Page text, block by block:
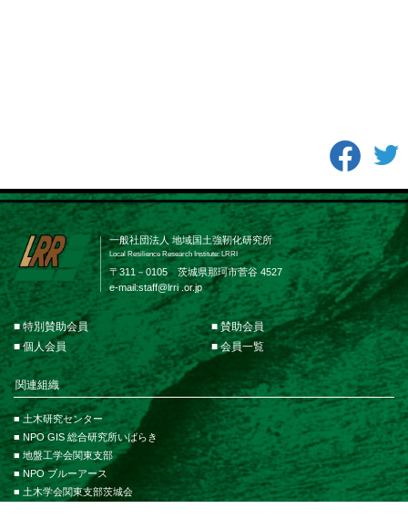
一般社団法人 地域国土強靭化研究所
Local Resilience Research Institute: LRRI
〒311－0105 茨城県那珂市菅谷 4527
e-mail:staff@lrri .or.jp
■ 特別賛助会員
■ 賛助会員
■ 個人会員
■ 会員一覧
関連組織
■ 土木研究センター
■ NPO GIS 総合研究所いばらき
■ 地盤工学会関東支部
■ NPO ブルーアース
■ 土木学会関東支部茨城会